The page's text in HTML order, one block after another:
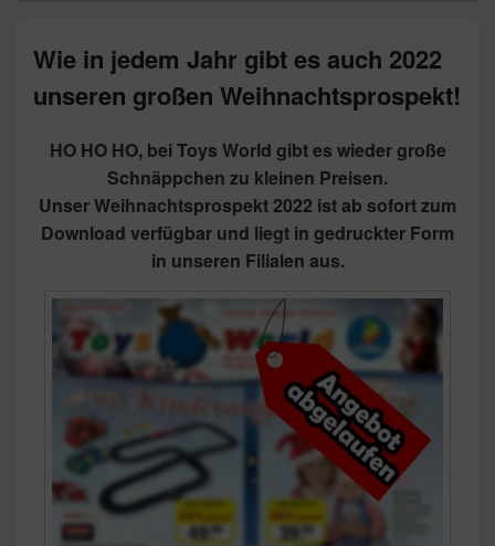
Wie in jedem Jahr gibt es auch 2022
unseren großen Weihnachtsprospekt!
HO HO HO, bei Toys World gibt es wieder große
Schnäppchen zu kleinen Preisen.
Unser Weihnachtsprospekt 2022 ist ab sofort zum
Download verfügbar und liegt in gedruckter Form
in unseren Filialen aus.